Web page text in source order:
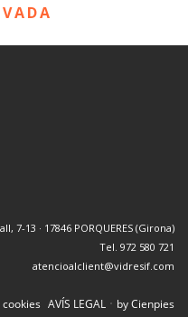
7-13 · 17846 PORQUERES (Girona)
Tel. 972 580 721
atencioalclient@vidresif.com
AVÍS LEGAL · by Cienpies